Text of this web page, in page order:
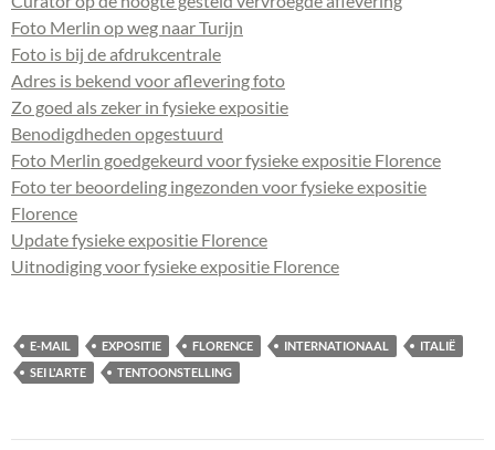
Foto Merlin op weg naar Turijn
Foto is bij de afdrukcentrale
Adres is bekend voor aflevering foto
Zo goed als zeker in fysieke expositie
Benodigdheden opgestuurd
Foto Merlin goedgekeurd voor fysieke expositie Florence
Foto ter beoordeling ingezonden voor fysieke expositie
Florence
Update fysieke expositie Florence
Uitnodiging voor fysieke expositie Florence
E-MAIL EXPOSITIE FLORENCE INTERNATIONAAL
ITALIË
SEI L'ARTE
TENTOONSTELLING